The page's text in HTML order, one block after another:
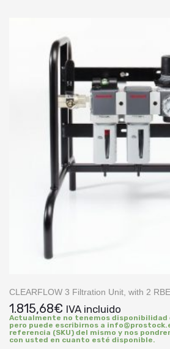
CLEARFLOW 3 Filtration Unit, with 2
1.815,68€ IVA incluido
Actualmente no tenemos disponibilidad
pero puede escribirnos a
referencia (SKU) del mismo y nos
con usted en cuanto esté disponible.